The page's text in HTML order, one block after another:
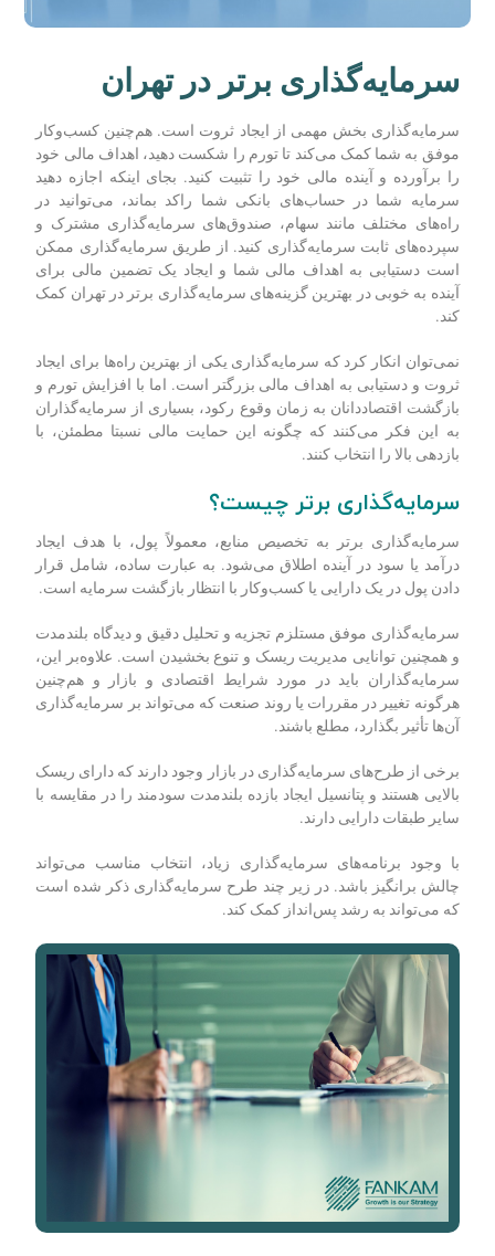
سرمایه‌گذاری برتر در تهران
سرمایه‌گذاری بخش مهمی از ایجاد ثروت است. هم‌چنین کسب‌وکار
موفق به شما کمک می‌کند تا تورم را شکست دهید، اهداف مالی خود
را برآورده و آینده مالی خود را تثبیت کنید. بجای اینکه اجازه دهید
سرمایه شما در حساب‌های بانکی شما راکد بماند، می‌توانید در
راه‌های مختلف مانند سهام، صندوق‌های سرمایه‌گذاری مشترک و
سپرده‌های ثابت سرمایه‌گذاری کنید. از طریق سرمایه‌گذاری ممکن
است دستیابی به اهداف مالی شما و ایجاد یک تضمین مالی برای
آینده به خوبی در بهترین گزینه‌های سرمایه‌گذاری برتر در تهران کمک
کند.
نمی‌توان انکار کرد که سرمایه‌گذاری یکی از بهترین راه‌ها برای ایجاد
ثروت و دستیابی به اهداف مالی بزرگتر است. اما با افزایش تورم و
بازگشت اقتصاددانان به زمان وقوع رکود، بسیاری از سرمایه‌گذاران
به این فکر می‌کنند که چگونه این حمایت مالی نسبتا مطمئن، با
بازدهی بالا را انتخاب کنند.
سرمایه‌گذاری برتر چیست؟
سرمایه‌گذاری برتر به تخصیص منابع، معمولاً پول، با هدف ایجاد
درآمد یا سود در آینده اطلاق می‌شود. به عبارت ساده، شامل قرار
دادن پول در یک دارایی یا کسب‌وکار با انتظار بازگشت سرمایه است.
سرمایه‌گذاری موفق مستلزم تجزیه و تحلیل دقیق و دیدگاه بلندمدت
و همچنین توانایی مدیریت ریسک و تنوع بخشیدن است. علاوه‌بر این،
سرمایه‌گذاران باید در مورد شرایط اقتصادی و بازار و هم‌چنین
هرگونه تغییر در مقررات یا روند صنعت که می‌تواند بر سرمایه‌گذاری
آن‌ها تأثیر بگذارد، مطلع باشند.
برخی از طرح‌های سرمایه‌گذاری در بازار وجود دارند که دارای ریسک
بالایی هستند و پتانسیل ایجاد بازده بلندمدت سودمند را در مقایسه با
سایر طبقات دارایی دارند.
با وجود برنامه‌های سرمایه‌گذاری زیاد، انتخاب مناسب می‌تواند
چالش برانگیز باشد. در زیر چند طرح سرمایه‌گذاری ذکر شده است
که می‌تواند به رشد پس‌انداز کمک کند.